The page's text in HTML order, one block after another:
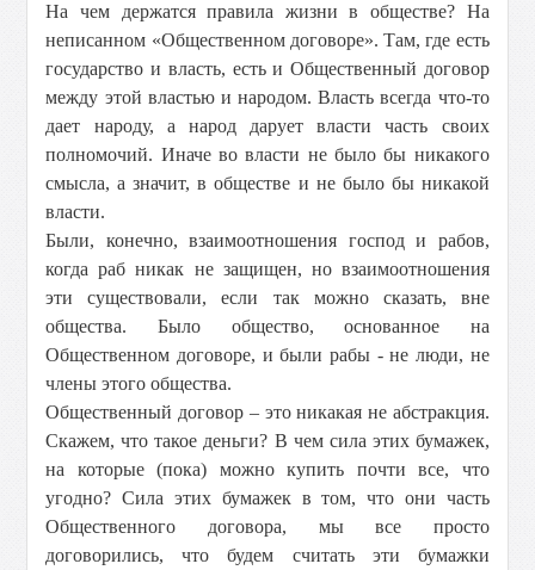
На чем держатся правила жизни в обществе? На
неписанном «Общественном договоре». Там, где есть
государство и власть, есть и Общественный договор
между этой властью и народом. Власть всегда что-то
дает народу, а народ дарует власти часть своих
полномочий. Иначе во власти не было бы никакого
смысла, а значит, в обществе и не было бы никакой
власти.
Были, конечно, взаимоотношения господ и рабов,
когда раб никак не защищен, но взаимоотношения
эти существовали, если так можно сказать, вне
общества. Было общество, основанное на
Общественном договоре, и были рабы - не люди, не
члены этого общества.
Общественный договор – это никакая не абстракция.
Скажем, что такое деньги? В чем сила этих бумажек,
на которые (пока) можно купить почти все, что
угодно? Сила этих бумажек в том, что они часть
Общественного договора, мы все просто
договорились, что будем считать эти бумажки